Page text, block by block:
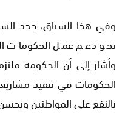
وفي هذا السياق، جدد
نحو دعم عمل الحكومات
وأشار إلى أن الحكومة
الحكومات في تنفيذ
بالنفع على المواطنين